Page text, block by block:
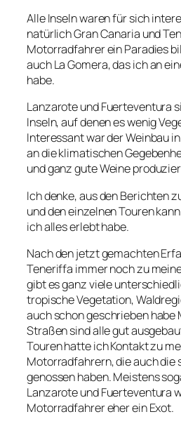
Alle Inseln waren für sich
natürlich Gran Canaria und
Motorradfahrer ein Paradies
auch La Gomera, das ich an
habe.
Lanzarote und Fuerteventura
Inseln, auf denen es wenig
Interessant war der Weinbau
an die klimatischen
und ganz gute Weine
Ich denke, aus den Berichten
und den einzelnen Touren
ich alles erlebt habe.
Nach den jetzt gemachten
Teneriffa immer noch zu
gibt es ganz viele
tropische Vegetation,
auch schon geschrieben
Straßen sind alle gut
Touren hatte ich Kontakt zu
Motorradfahrern, die auch die
genossen haben. Meistens
Lanzarote und Fuerteventura
Motorradfahrer eher ein Exot.